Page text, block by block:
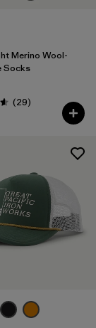
Merino Wool-
Socks
/ 5
(29Avis
)